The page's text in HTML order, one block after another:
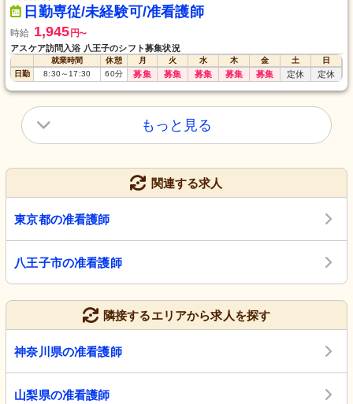
日勤専従/未経験可/准看護師
時給 1,945 円〜
アスケア訪問入浴 八王子のシフト募集状況
就業時間 休憩 月 火 水 木 金 土
日
日勤
8:30～17:30 60分 募集 募集 募集 募集 募集 定休 定休
もっと見る
関連する求人
東京都の准看護師
八王子市の准看護師
隣接するエリアから求人を探す
神奈川県の准看護師
山梨県の准看護師